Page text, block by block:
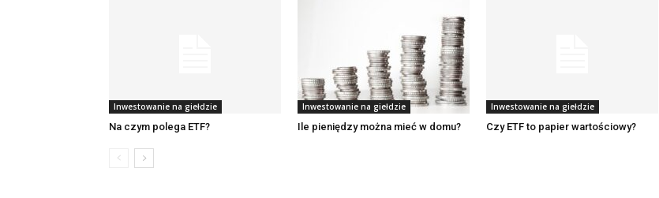
Inwestowanie na giełdzie
Na czym polega ETF?
Inwestowanie na giełdzie
Ile pieniędzy można mieć w domu?
Inwestowanie na giełdzie
Czy ETF to papier wartościowy?